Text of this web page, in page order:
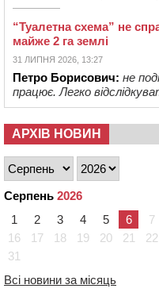
“Туалетна схема” не
майже 2 га землі
31 ЛИПНЯ 2026, 13:27
Петро Борисович: не
працює. Легко
АРХІВ НОВИН
Серпень 2026
1
2 3 4 5 6 7
16
17 18 19 20 21 22
31
Всі новини за місяць